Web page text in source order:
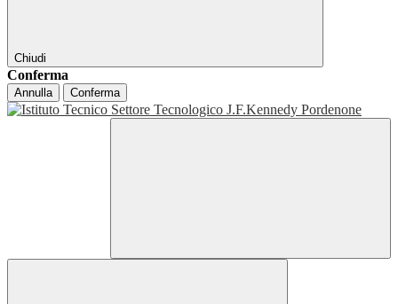
Chiudi
Conferma
Annulla Conferma